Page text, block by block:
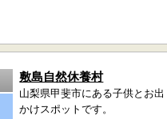
敷島自然休養村
山梨県甲斐市にある子供とお出
かけスポットです。